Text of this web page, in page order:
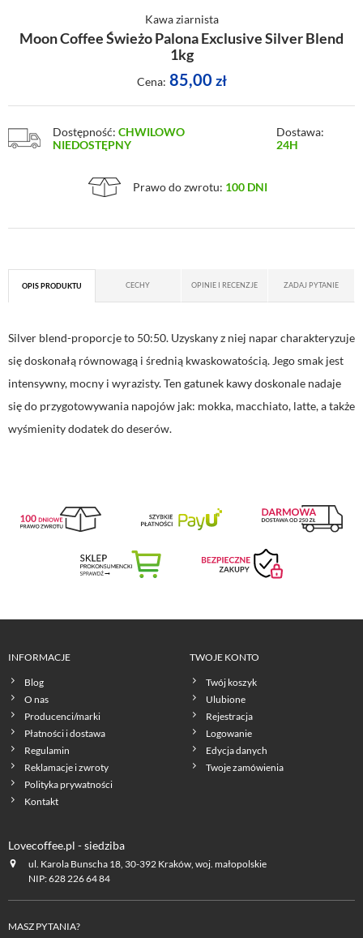
Kawa ziarnista
Moon Coffee Świeżo Palona Exclusive Silver Blend
1kg
Cena: 85,00 zł
Dostępność: CHWILOWO
NIEDOSTĘPNY
Dostawa:
24H
Prawo do zwrotu: 100 DNI
OPIS PRODUKTU CECHY OPINIE I RECENZJE ZADAJ PYTANIE
Silver blend-proporcje to 50:50. Uzyskany z niej napar charakteryzuje
się doskonałą równowagą i średnią kwaskowatością. Jego smak jest
intensywny, mocny i wyrazisty. Ten gatunek kawy doskonale nadaje
się do przygotowywania napojów jak: mokka, macchiato, latte, a także
wyśmienity dodatek do deserów.
INFORMACJE
Blog
O nas
Producenci/marki
Płatności i dostawa
Regulamin
Reklamacje i zwroty
Polityka prywatności
Kontakt
TWOJE KONTO
Twój koszyk
Ulubione
Rejestracja
Logowanie
Edycja danych
Twoje zamówienia
Lovecoffee.pl - siedziba
ul. Karola Bunscha 18, 30-392 Kraków, woj. małopolskie
NIP: 628 226 64 84
MASZ PYTANIA?